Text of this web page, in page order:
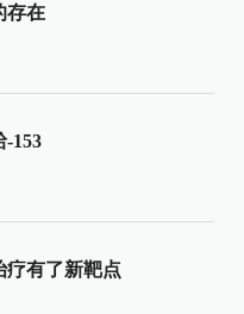
存在
-153
疗有了新靶点